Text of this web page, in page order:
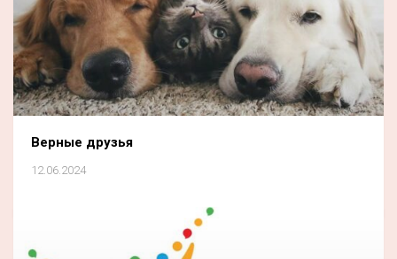
Верные друзья
12.06.2024